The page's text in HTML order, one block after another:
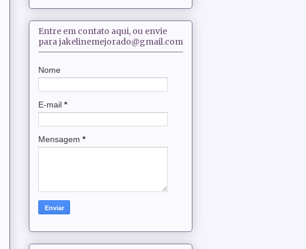
Entre em contato aqui, ou envie
para jakelinemejorado@gmail.com
Nome
E-mail *
Mensagem *